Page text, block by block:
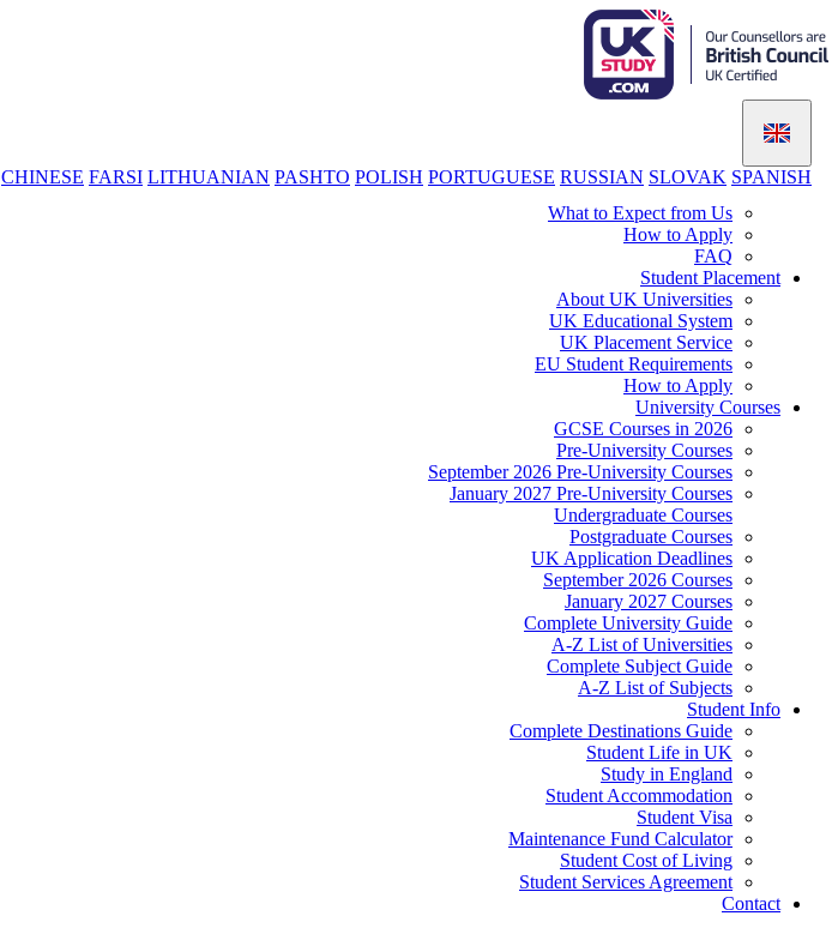
CHINESE FARSI LITHUANIAN PASHTO POLISH PORTUGUESE RUSSIAN SLOVAK SPANISH
What to Expect from Us
How to Apply
FAQ
Student Placement
About UK Universities
UK Educational System
UK Placement Service
EU Student Requirements
How to Apply
University Courses
GCSE Courses in 2026
Pre-University Courses
September 2026 Pre-University Courses
January 2027 Pre-University Courses
Undergraduate Courses
Postgraduate Courses
UK Application Deadlines
September 2026 Courses
January 2027 Courses
Complete University Guide
A-Z List of Universities
Complete Subject Guide
A-Z List of Subjects
Student Info
Complete Destinations Guide
Student Life in UK
Study in England
Student Accommodation
Student Visa
Maintenance Fund Calculator
Student Cost of Living
Student Services Agreement
Contact